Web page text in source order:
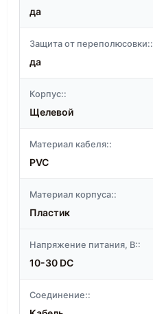
да
Защита от переполюсовки::
да
Корпус::
Щелевой
Материал кабеля::
PVC
Материал корпуса::
Пластик
Напряжение питания, В::
10-30 DC
Соединение::